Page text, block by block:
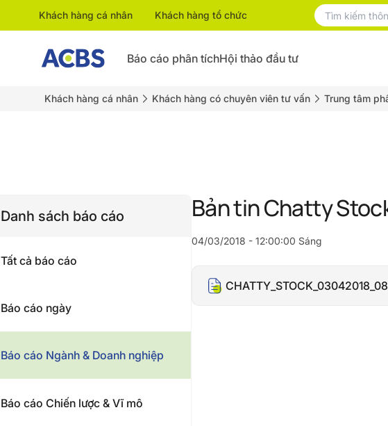
Khách hàng cá nhân Khách hàng tổ chức
Báo cáo phân tíchHội thảo đầu tư
Khách hàng cá nhân Khách hàng có chuyên viên tư vấn Trung tâm
Danh sách báo cáo
Tất cả báo cáo
Báo cáo ngày
Báo cáo Ngành & Doanh nghiệp
Báo cáo Chiến lược & Vĩ mô
Bản tin Chatty
04/03/2018 - 12:00:00 Sáng